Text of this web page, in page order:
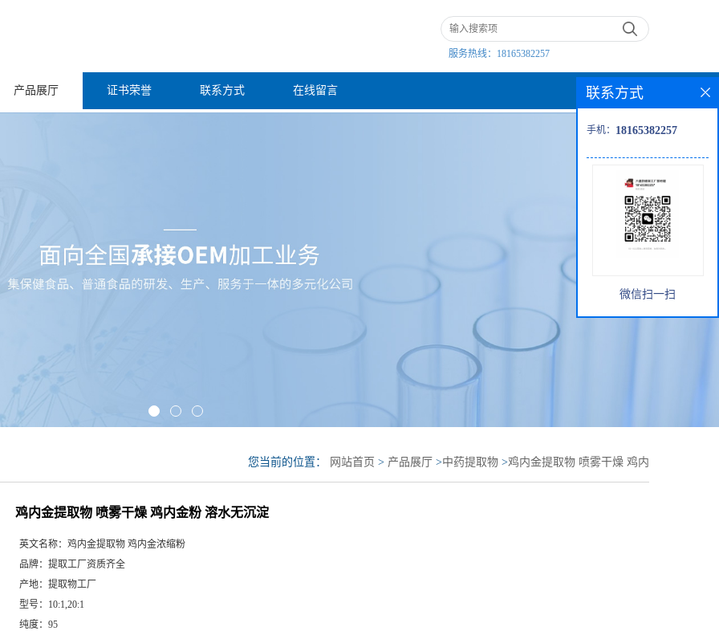
服务热线： 18165382257
产品展厅 证书荣誉 联系方式 在线留言
您当前的位置： 网站首页 > 产品展厅 >中药提取物 >鸡内金提取物 喷雾干燥 鸡内
鸡内金提取物 喷雾干燥 鸡内金粉 溶水无沉淀
英文名称： 鸡内金提取物 鸡内金浓缩粉
品牌： 提取工厂资质齐全
产地： 提取物工厂
型号： 10:1,20:1
纯度： 95
联系方式
手机： 18165382257
微信扫一扫